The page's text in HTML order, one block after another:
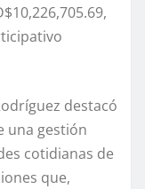
destacó
una gestión
cotidianas de
que,